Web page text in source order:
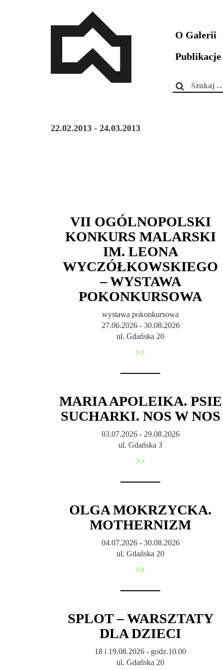
O Galerii
Publikacje
Szukaj:
22.02.2013 - 24.03.2013
VII OGÓLNOPOLSKI
KONKURS MALARSKI
IM. LEONA
WYCZÓŁKOWSKIEGO
– WYSTAWA
POKONKURSOWA
wystawa pokonkursowa
27.06.2026 - 30.08.2026
ul. Gdańska 20
>>
MARIA APOLEIKA. PSIE
SUCHARKI. NOS W NOS
03.07.2026 - 29.08.2026
ul. Gdańska 3
>>
OLGA MOKRZYCKA.
MOTHERNIZM
04.07.2026 - 30.08.2026
ul. Gdańska 20
>>
SPLOT – WARSZTATY
DLA DZIECI
18 i 19.08.2026 - godz.10.00
ul. Gdańska 20